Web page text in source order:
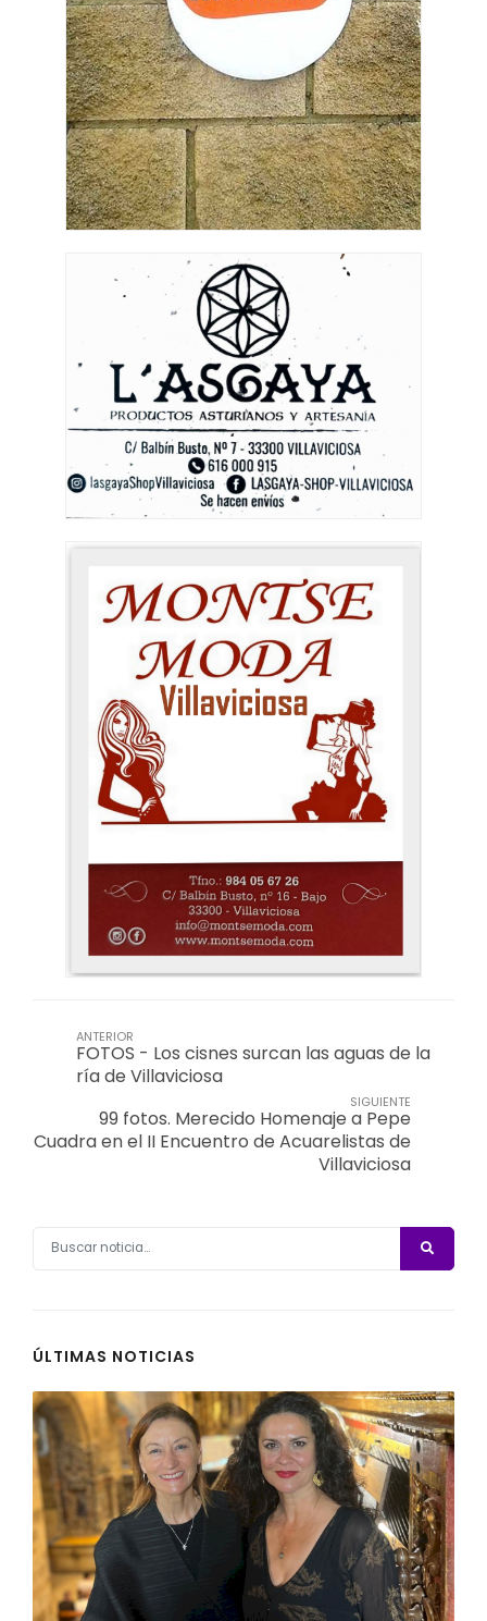
ANTERIOR
FOTOS - Los cisnes surcan las aguas de la
ría de Villaviciosa
SIGUIENTE
99 fotos. Merecido Homenaje a Pepe
Cuadra en el II Encuentro de Acuarelistas de
Villaviciosa
ÚLTIMAS NOTICIAS